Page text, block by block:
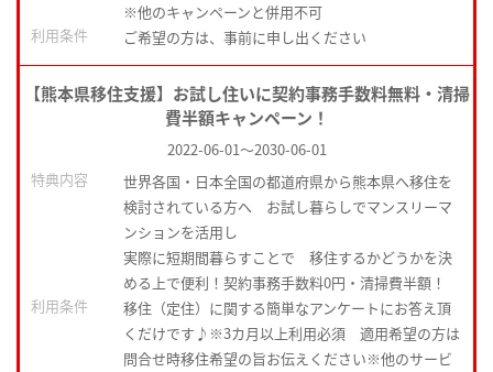
※他のキャンペーンと併用不可
利用条件
ご希望の方は、事前に申し出ください
【熊本県移住支援】お試し住いに契約事務手数料無料・清掃
費半額キャンペーン！
2022-06-01～2030-06-01
特典内容
世界各国・日本全国の都道府県から熊本県へ移住を
検討されている方へ お試し暮らしでマンスリーマ
ンションを活用し
実際に短期間暮らすことで 移住するかどうかを決
める上で便利！契約事務手数料0円・清掃費半額！
利用条件
移住（定住）に関する簡単なアンケートにお答え頂
くだけです♪※3カ月以上利用必須 適用希望の方は
問合せ時移住希望の旨お伝えください※他のサービ